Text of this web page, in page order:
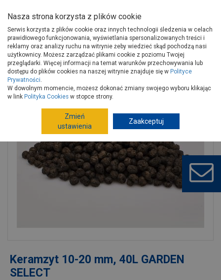
Strona główna Wokół domu
Ogród, hobby
Kamień w ogrodzie
Kamień w ogrodzie
Keramzyt 10-20 mm, 40L GARDEN SELECT
Keramzyt 10-20 mm, 40L GARDEN
SELECT
Nasza strona korzysta z plików cookie
Serwis korzysta z plików cookie oraz innych technologii śledzenia w celach
prawidłowego funkcjonowania, wyświetlania spersonalizowanych treści i
reklamy oraz analizy ruchu na witrynie żeby wiedzieć skąd pochodzą nasi
użytkownicy. Możesz zarządzać plikami cookie z poziomu Twojej
przeglądarki. Więcej informacji na temat warunków przechowywania lub
dostępu do plików cookies na naszej witrynie znajduje się w Polityce
Prywatności.
W dowolnym momencie, możesz dokonać zmiany swojego wyboru klikając
w link Polityka Cookies w stopce strony.
Zmień
ustawienia
Zaakceptuj